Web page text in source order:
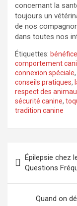
concernant la
toujours un
de nos
dans toutes nos
Étiquettes:
comportement
connexion spéciale,
conseils pratiques,
respect des
sécurité canine,
tradition canine
Navigation
de
l’article
Épilepsie chez
Questions
Quand on